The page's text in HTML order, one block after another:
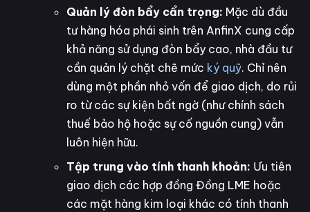
Quản lý đòn bẩy cẩn trọng: Mặc dù đầu
tư hàng hóa phái sinh trên AnfinX cung cấp
khả năng sử dụng đòn bẩy cao, nhà đầu tư
cần quản lý chặt chẽ mức ký quỹ. Chỉ nên
dùng một phần nhỏ vốn để giao dịch, do rủi
ro từ các sự kiện bất ngờ (như chính sách
thuế bảo hộ hoặc sự cố nguồn cung) vẫn
luôn hiện hữu.
Tập trung vào tính thanh khoản: Ưu tiên
giao dịch các hợp đồng Đồng LME hoặc
các mặt hàng kim loại khác có tính thanh